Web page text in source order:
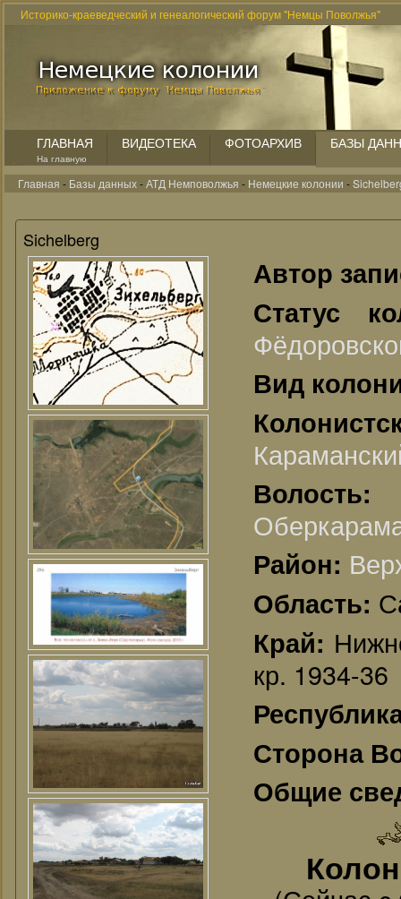
Историко-краеведческий и генеалогический форум "Немцы Поволжья"
ГЛАВНАЯ
На главную
ВИДЕОТЕКА ФОТОАРХИВ БАЗЫ
Главная - Базы данных-АТД Немповолжья - Немецкие колонии -
Sichelberg
Автор
Статус
Вид
Район:
Область:
Край:
кр. 1934-36
Сторона
Общие